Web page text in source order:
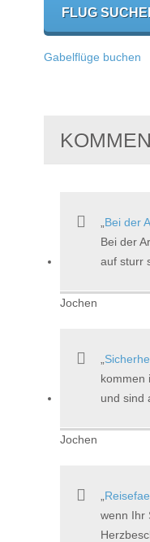
Gabelflüge buchen
Bei der
Bei der
auf sturr
Jochen
kommen
und sind
Jochen
wenn Ihr